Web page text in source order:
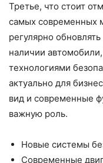
Третье, что стоит
самых современных
регулярно
наличии
технологиями
актуально для
вид и современные
важную роль.
Новые системы
Современные